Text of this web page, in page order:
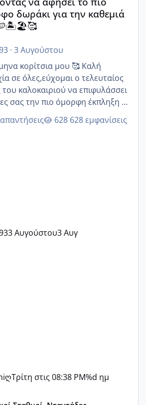
δωράκι για την καθεμιά
· 3 Αυγούστου
κορίτσια μου 🥰 Καλή
σε όλες,εύχομαι ο τελευταίος
καλοκαιριού να επιφυλάσσει
σας την πιο όμορφη έκπληξη 🧿
@Melikara86 @Παρασκευαιδου
z @melitiniღ @Christi.D.
628 εμφανίσεις
3 Αυγούστου3 Αυγ
Τρίτη στις 08:38 PM%d ημ
ΕΣΠΑ